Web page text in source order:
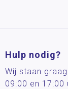
Hulp nodig?
Wij staan
09:00 en